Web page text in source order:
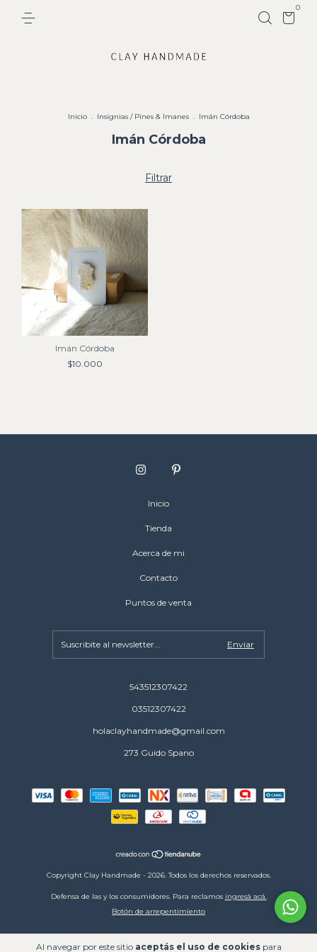
0
Al navegar por este sitio aceptás el uso de cookiespara
Inicio . Insignias / Pines & Imanes . Imán Córdoba
Imán Córdoba
Filtrar
Imán Córdoba
$10.000
Inicio
Tienda
Acerca de mi
Contacto
Puntos de venta
543512307422
03512307422
holaclayhandmade@gmail.com
273 Guido Spano
Copyright Clay Handmade - 2026. Todos los derechos reservados.
Defensa de las y los consumidores. Para reclamos ingresá acá.
Botón de arrepentimiento